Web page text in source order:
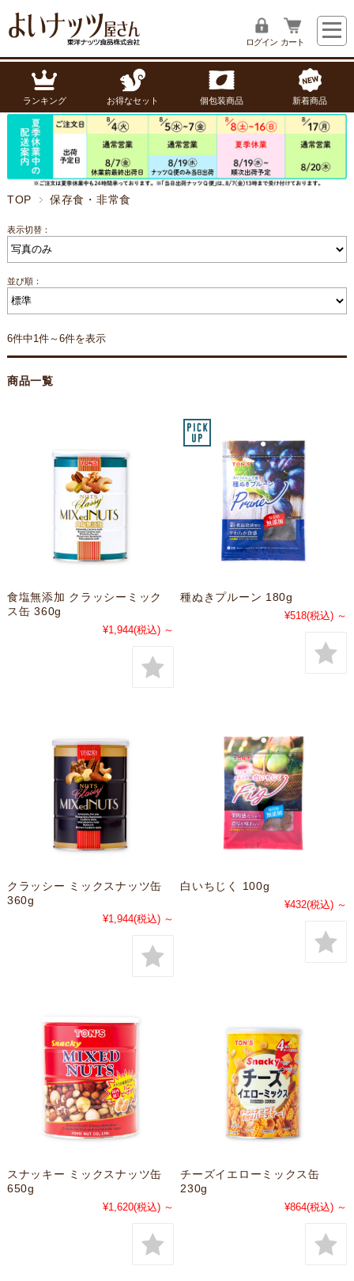
ログイン カート
ランキング お得なセット 個包装商品 新着商品
TOP 保存食・非常食
表示切替：
並び順：
6件中1件～6件を表示
商品一覧
食塩無添加 クラッシーミック
ス缶 360g
¥1,944(税込) ～
種ぬきプルーン 180g
¥518(税込) ～
クラッシー ミックスナッツ缶
360g
¥1,944(税込) ～
白いちじく 100g
¥432(税込) ～
スナッキー ミックスナッツ缶
650g
¥1,620(税込) ～
チーズイエローミックス缶
230g
¥864(税込) ～